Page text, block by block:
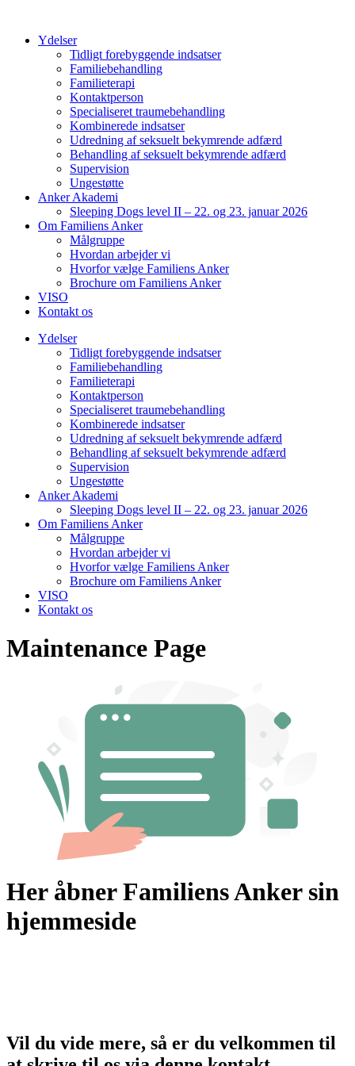
indholdYdelser
Tidligt forebyggende indsatser
Familiebehandling
Familieterapi
Kontaktperson
Specialiseret traumebehandling
Kombinerede indsatser
Udredning af seksuelt bekymrende adfærd
Behandling af seksuelt bekymrende adfærd
Supervision
Ungestøtte
Anker Akademi
Sleeping Dogs level II – 22. og 23. januar 2026
Om Familiens Anker
Målgruppe
Hvordan arbejder vi
Hvorfor vælge Familiens Anker
Brochure om Familiens Anker
VISO
Kontakt os
Ydelser
Tidligt forebyggende indsatser
Familiebehandling
Familieterapi
Kontaktperson
Specialiseret traumebehandling
Kombinerede indsatser
Udredning af seksuelt bekymrende adfærd
Behandling af seksuelt bekymrende adfærd
Supervision
Ungestøtte
Anker Akademi
Sleeping Dogs level II – 22. og 23. januar 2026
Om Familiens Anker
Målgruppe
Hvordan arbejder vi
Hvorfor vælge Familiens Anker
Brochure om Familiens Anker
VISO
Kontakt os
Maintenance Page
Her åbner Familiens Anker sin
hjemmeside
Vil du vide mere, så er du velkommen til